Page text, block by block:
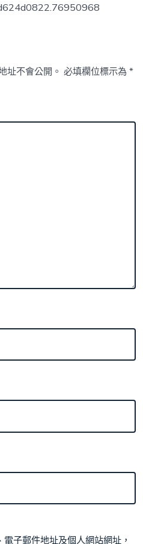
址不會公開。 必填欄位標示為*
子郵件地址及個人網站網址，